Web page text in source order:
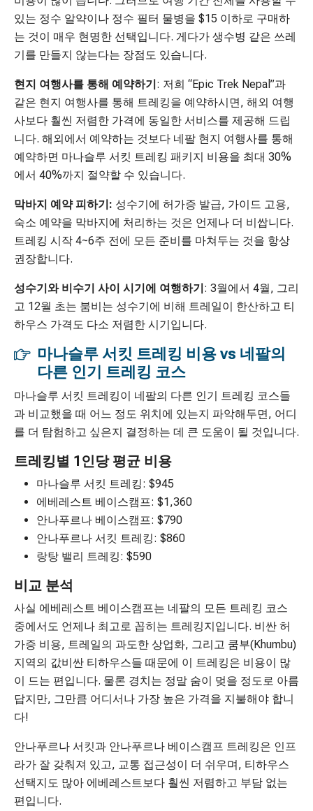
있는 정수 알약이나 정수 필터 물병을 $15 이하로 구매하
는 것이 매우 현명한 선택입니다. 게다가 생수병 같은 쓰레
기를 만들지 않는다는 장점도 있습니다.
현지 여행사를 통해 예약하기: 저희 “Epic Trek Nepal”과
같은 현지 여행사를 통해 트레킹을 예약하시면, 해외 여행
사보다 훨씬 저렴한 가격에 동일한 서비스를 제공해 드립
니다. 해외에서 예약하는 것보다 네팔 현지 여행사를 통해
예약하면 마나슬루 서킷 트레킹 패키지 비용을 최대 30%
에서 40%까지 절약할 수 있습니다.
막바지 예약 피하기: 성수기에 허가증 발급, 가이드 고용,
숙소 예약을 막바지에 처리하는 것은 언제나 더 비쌉니다.
트레킹 시작 4~6주 전에 모든 준비를 마쳐두는 것을 항상
권장합니다.
성수기와 비수기 사이 시기에 여행하기: 3월에서 4월, 그리
고 12월 초는 붐비는 성수기에 비해 트레일이 한산하고 티
하우스 가격도 다소 저렴한 시기입니다.
마나슬루 서킷 트레킹 비용 vs 네팔의
다른 인기 트레킹 코스
마나슬루 서킷 트레킹이 네팔의 다른 인기 트레킹 코스들
과 비교했을 때 어느 정도 위치에 있는지 파악해두면, 어디
를 더 탐험하고 싶은지 결정하는 데 큰 도움이 될 것입니다.
트레킹별 1인당 평균 비용
마나슬루 서킷 트레킹: $945
에베레스트 베이스캠프: $1,360
안나푸르나 베이스캠프: $790
안나푸르나 서킷 트레킹: $860
랑탕 밸리 트레킹: $590
비교 분석
사실 에베레스트 베이스캠프는 네팔의 모든 트레킹 코스
중에서도 언제나 최고로 꼽히는 트레킹지입니다. 비싼 허
가증 비용, 트레일의 과도한 상업화, 그리고 쿰부(Khumbu)
지역의 값비싼 티하우스들 때문에 이 트레킹은 비용이 많
이 드는 편입니다. 물론 경치는 정말 숨이 멎을 정도로 아름
답지만, 그만큼 어디서나 가장 높은 가격을 지불해야 합니
다!
안나푸르나 서킷과 안나푸르나 베이스캠프 트레킹은 인프
라가 잘 갖춰져 있고, 교통 접근성이 더 쉬우며, 티하우스
선택지도 많아 에베레스트보다 훨씬 저렴하고 부담 없는
편입니다.